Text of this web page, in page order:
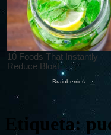
Etiqueta: